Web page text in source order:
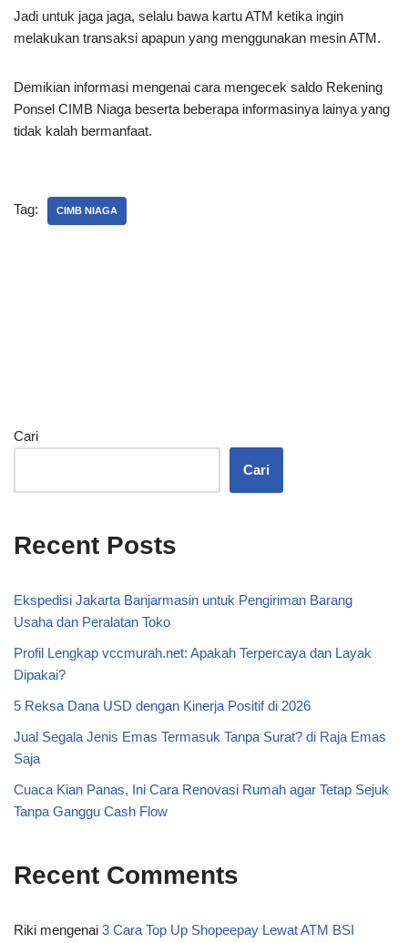
Jadi untuk jaga jaga, selalu bawa kartu ATM ketika ingin
melakukan transaksi apapun yang menggunakan mesin ATM.
Demikian informasi mengenai cara mengecek saldo Rekening
Ponsel CIMB Niaga beserta beberapa informasinya lainya yang
tidak kalah bermanfaat.
Tag: CIMB NIAGA
Cari
Cari
Recent Posts
Ekspedisi Jakarta Banjarmasin untuk Pengiriman Barang
Usaha dan Peralatan Toko
Profil Lengkap vccmurah.net: Apakah Terpercaya dan Layak
Dipakai?
5 Reksa Dana USD dengan Kinerja Positif di 2026
Jual Segala Jenis Emas Termasuk Tanpa Surat? di Raja Emas
Saja
Cuaca Kian Panas, Ini Cara Renovasi Rumah agar Tetap Sejuk
Tanpa Ganggu Cash Flow
Recent Comments
Riki mengenai 3 Cara Top Up Shopeepay Lewat ATM BSI